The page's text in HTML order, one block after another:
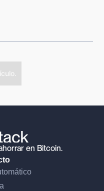
en Bitcoin.